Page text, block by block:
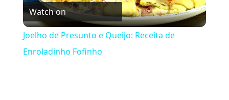
Watch on
Joelho de Presunto e Queijo: Receita de
Enroladinho Fofinho